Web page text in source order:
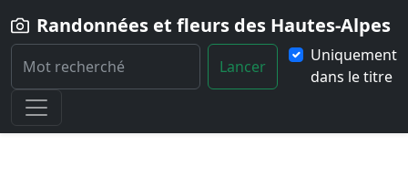
Randonnées et fleurs des Hautes-Alpes
Lancer
Uniquement
dans le titre
Home
Paysage Lac-Lerie